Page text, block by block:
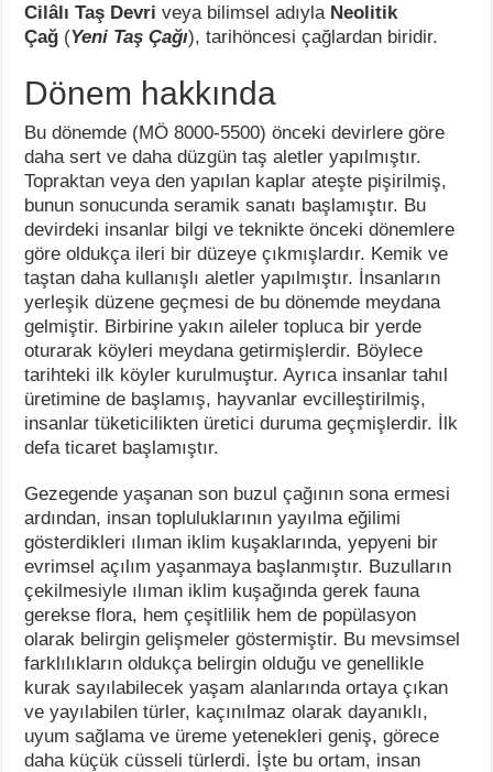
Cilâlı Taş Devri veya bilimsel adıyla Neolitik
Çağ (Yeni Taş Çağı), tarihöncesi çağlardan biridir.
Dönem hakkında
Bu dönemde (MÖ 8000-5500) önceki devirlere göre
daha sert ve daha düzgün taş aletler yapılmıştır.
Topraktan veya den yapılan kaplar ateşte pişirilmiş,
bunun sonucunda seramik sanatı başlamıştır. Bu
devirdeki insanlar bilgi ve teknikte önceki dönemlere
göre oldukça ileri bir düzeye çıkmışlardır. Kemik ve
taştan daha kullanışlı aletler yapılmıştır. İnsanların
yerleşik düzene geçmesi de bu dönemde meydana
gelmiştir. Birbirine yakın aileler topluca bir yerde
oturarak köyleri meydana getirmişlerdir. Böylece
tarihteki ilk köyler kurulmuştur. Ayrıca insanlar tahıl
üretimine de başlamış, hayvanlar evcilleştirilmiş,
insanlar tüketicilikten üretici duruma geçmişlerdir. İlk
defa ticaret başlamıştır.
Gezegende yaşanan son buzul çağının sona ermesi
ardından, insan topluluklarının yayılma eğilimi
gösterdikleri ılıman iklim kuşaklarında, yepyeni bir
evrimsel açılım yaşanmaya başlanmıştır. Buzulların
çekilmesiyle ılıman iklim kuşağında gerek fauna
gerekse flora, hem çeşitlilik hem de popülasyon
olarak belirgin gelişmeler göstermiştir. Bu mevsimsel
farklılıkların oldukça belirgin olduğu ve genellikle
kurak sayılabilecek yaşam alanlarında ortaya çıkan
ve yayılabilen türler, kaçınılmaz olarak dayanıklı,
uyum sağlama ve üreme yetenekleri geniş, görece
daha küçük cüsseli türlerdi. İşte bu ortam, insan